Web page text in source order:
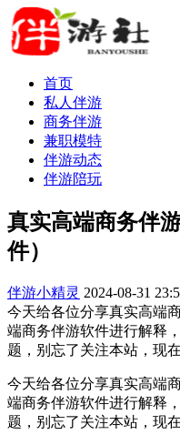
首页
私人伴游
商务伴游
兼职模特
伴游动态
伴游陪玩
真实高端商务伴
件）
伴游小精灵 2024-08-31
今天给各位分享真实高端
端商务伴游软件进行解释
题，别忘了关注本站，现
今天给各位分享真实高端
端商务伴游软件进行解释
题，别忘了关注本站，现